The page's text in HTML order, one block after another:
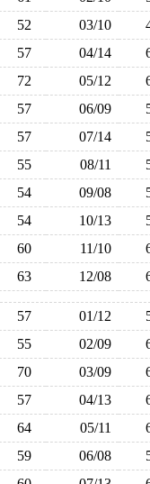
52 03/10
57 04/14
72 05/12
57 06/09
57 07/14
55 08/11
54 09/08
54 10/13
60 11/10
63 12/08
57 01/12
55 02/09
70 03/09
57 04/13
64 05/11
59 06/08